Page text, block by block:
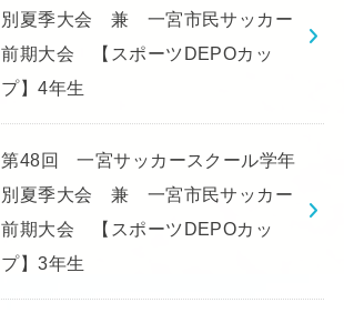
別夏季大会 兼 一宮市民サッカー
前期大会 【スポーツDEPOカッ
プ】4年生
第48回 一宮サッカースクール学年
別夏季大会 兼 一宮市民サッカー
前期大会 【スポーツDEPOカッ
プ】3年生